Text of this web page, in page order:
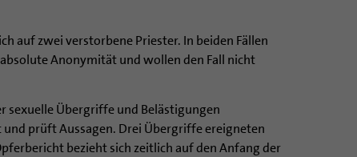
auf zwei verstorbene Priester. In beiden Fällen
Anonymität und wollen den Fall nicht
sexuelle Übergriffe und Belästigungen
prüft Aussagen. Drei Übergriffe ereigneten
bezieht sich zeitlich auf den Anfang der